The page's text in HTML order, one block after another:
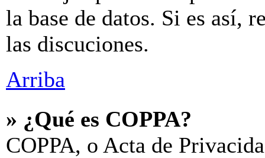
la base de datos. Si es así,
las discuciones.
Arriba
» ¿Qué es COPPA?
COPPA, o Acta de